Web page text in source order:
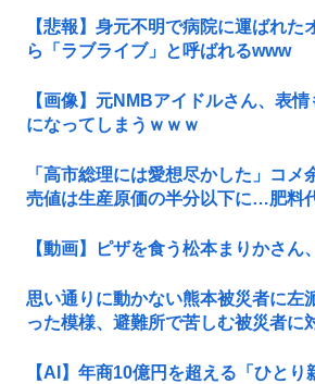
【悲報】身元不明で病院に運ばれた
ら「ラブライブ」と呼ばれるwww
【画像】元NMBアイドルさん、表
になってしまうｗｗｗ
「高市総理には愛想尽かした」コ
売値は生産原価の半分以下に…肥料
【動画】ピザを食う松本まりかさん
思い通りに動かない熊本被災者に左
った模様、避難所で苦しむ被災者
【AI】年商10億円を超える「ひとり